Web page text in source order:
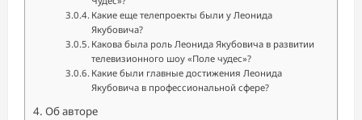
Какие еще телепроекты были у Леонида
Якубовича?
Какова была роль Леонида Якубовича в развитии
телевизионного шоу «Поле чудес»?
Какие были главные достижения Леонида
Якубовича в профессиональной сфере?
Об авторе